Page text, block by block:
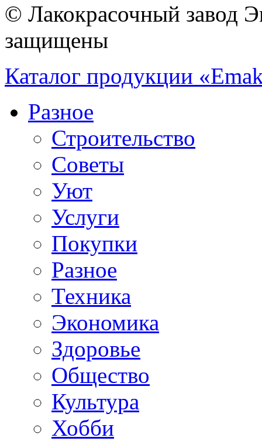
© Лакокрасочный завод
защищены
Каталог продукции
Разное
Строительство
Советы
Уют
Услуги
Покупки
Разное
Техника
Экономика
Здоровье
Общество
Культура
Хобби